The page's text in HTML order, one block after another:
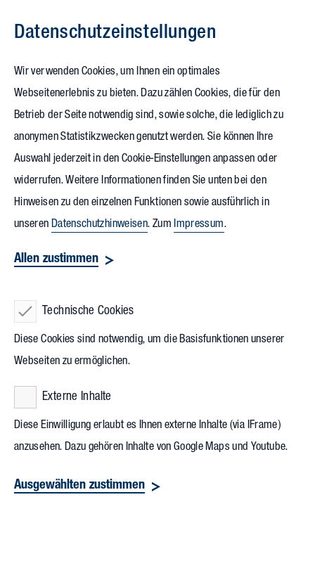
Datenschutz­einstellungen
Wir verwenden Cookies, um Ihnen ein optimales
Webseitenerlebnis zu bieten. Dazu zählen Cookies, die für den
Betrieb der Seite notwendig sind, sowie solche, die lediglich zu
anonymen Statistikzwecken genutzt werden. Sie können Ihre
Auswahl jederzeit in den Cookie-Einstellungen anpassen oder
widerrufen. Weitere Informationen finden Sie unten bei den
Hinweisen zu den einzelnen Funktionen sowie ausführlich in
unseren Datenschutzhinweisen. ZumImpressum.
Allen zustimmen
Technische Cookies
Diese Cookies sind notwendig, um die Basisfunktionen unserer
Webseiten zu ermöglichen.
Externe Inhalte
Diese Einwilligung erlaubt es Ihnen externe Inhalte (via IFrame)
anzusehen. Dazu gehören Inhalte von Google Maps und Youtube.
Ausgewählten zustimmen